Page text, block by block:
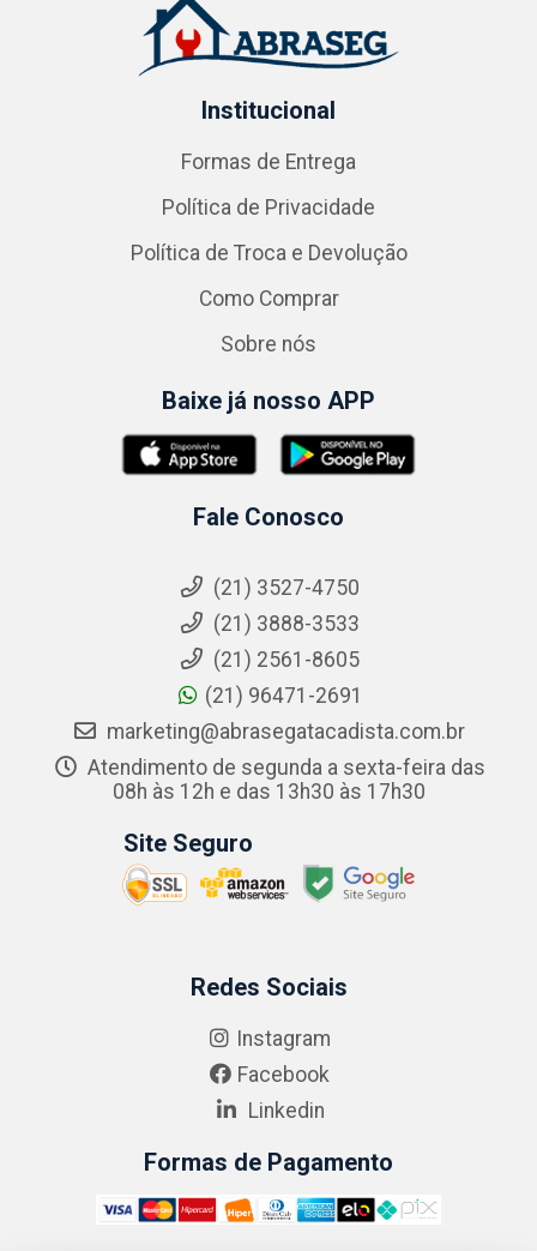
Institucional
Formas de Entrega
Política de Privacidade
Política de Troca e Devolução
Como Comprar
Sobre nós
Baixe já nosso APP
Fale Conosco
(21) 3527-4750
(21) 3888-3533
(21) 2561-8605
(21) 96471-2691
marketing@abrasegatacadista.com.br
Atendimento de segunda a sexta-feira das
08h às 12h e das 13h30 às 17h30
Site Seguro
Redes Sociais
Instagram
Facebook
Linkedin
Formas de Pagamento